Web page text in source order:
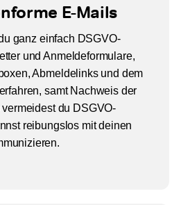
E-Mails
ganz einfach DSGVO-
und Anmeldeformulare,
Abmeldelinks und dem
samt Nachweis der
du DSGVO-
reibungslos mit deinen